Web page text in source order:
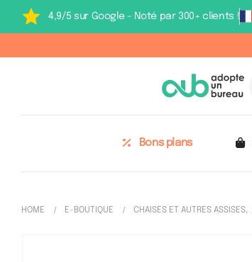
4,9/5 sur Google - Noté par 300+ clients !
Bons plans
HOME E-BOUTIQUE CHAISES ET AUTRES ASSISES,